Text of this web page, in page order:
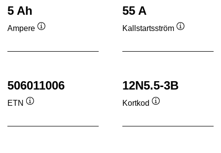
5 Ah
Ampere
55 A
Kallstartsström
506011006
ETN
12N5.5-3B
Kortkod